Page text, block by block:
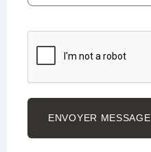
ENVOYER MESSAGE